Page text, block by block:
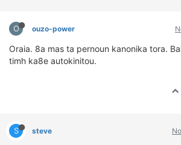
O ouzo-power
Oraia. 8a mas ta pernoun kanonika tora.
timh ka8e autokinitou.
S steve